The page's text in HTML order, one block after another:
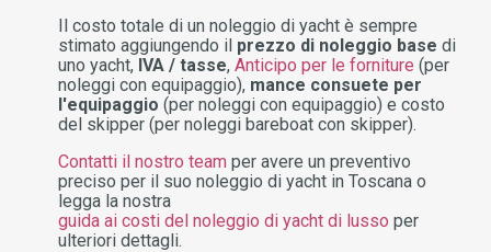
Il costo totale di un noleggio di yacht è sempre
stimato aggiungendo il prezzo di noleggio base di
uno yacht, IVA / tasse, Anticipo per le forniture (per
noleggi con equipaggio), mance consuete per
l'equipaggio (per noleggi con equipaggio) e costo
del skipper (per noleggi bareboat con skipper).
Contatti il nostro team per avere un preventivo
preciso per il suo noleggio di yacht in Toscana o
legga la nostra
guida ai costi del noleggio di yacht di lusso per
ulteriori dettagli.